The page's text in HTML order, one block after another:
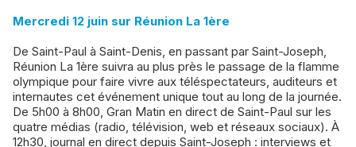
Mercredi 12 juin sur Réunion La 1ère
De Saint-Paul à Saint-Denis, en passant par Saint-Joseph,
Réunion La 1ère suivra au plus près le passage de la flamme
olympique pour faire vivre aux téléspectateurs, auditeurs et
internautes cet événement unique tout au long de la journée.
De 5h00 à 8h00, Gran Matin en direct de Saint-Paul sur les
quatre médias (radio, télévision, web et réseaux sociaux). À
12h30, journal en direct depuis Saint-Joseph : interviews et